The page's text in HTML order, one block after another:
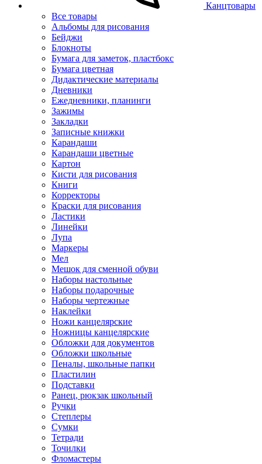
Канцтовары
Все товары
Альбомы для рисования
Бейджи
Блокноты
Бумага для заметок, пластбокс
Бумага цветная
Дидактические материалы
Дневники
Ежедневники, планинги
Зажимы
Закладки
Записные книжки
Карандаши
Карандаши цветные
Картон
Кисти для рисования
Книги
Корректоры
Краски для рисования
Ластики
Линейки
Лупа
Маркеры
Мел
Мешок для сменной обуви
Наборы настольные
Наборы подарочные
Наборы чертежные
Наклейки
Ножи канцелярские
Ножницы канцелярские
Обложки для документов
Обложки школьные
Пеналы, школьные папки
Пластилин
Подставки
Ранец, рюкзак школьный
Ручки
Степлеры
Сумки
Тетради
Точилки
Фломастеры